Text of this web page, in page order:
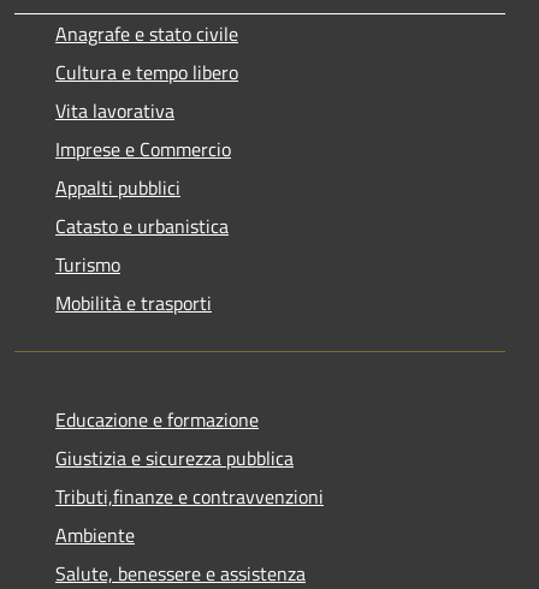
Anagrafe e stato civile
Cultura e tempo libero
Vita lavorativa
Imprese e Commercio
Appalti pubblici
Catasto e urbanistica
Turismo
Mobilità e trasporti
Educazione e formazione
Giustizia e sicurezza pubblica
Tributi,finanze e contravvenzioni
Ambiente
Salute, benessere e assistenza